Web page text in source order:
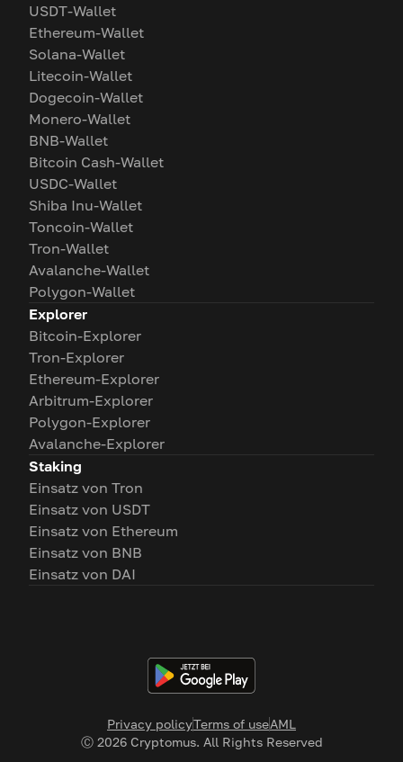
Privacy policyTerms of useAML
Ⓒ 2026Cryptomus. All Rights Reserved
USDT-Wallet
Ethereum-Wallet
Solana-Wallet
Litecoin-Wallet
Dogecoin-Wallet
Monero-Wallet
BNB-Wallet
Bitcoin Cash-Wallet
USDC-Wallet
Shiba Inu-Wallet
Toncoin-Wallet
Tron-Wallet
Avalanche-Wallet
Polygon-Wallet
Explorer
Bitcoin-Explorer
Tron-Explorer
Ethereum-Explorer
Arbitrum-Explorer
Polygon-Explorer
Avalanche-Explorer
Staking
Einsatz von Tron
Einsatz von USDT
Einsatz von Ethereum
Einsatz von BNB
Einsatz von DAI